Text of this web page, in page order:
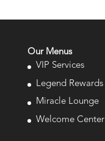
Our Menus
VIP Services
Legend Rewards
Miracle Lounge
Welcome Center